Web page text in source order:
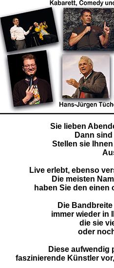
Sie lieben
Dann
Stellen sie
Live erlebt, ebenso
Die meisten
haben Sie den
Die
immer wieder in
die sie
oder
Diese aufwendig
faszinierende Künstler